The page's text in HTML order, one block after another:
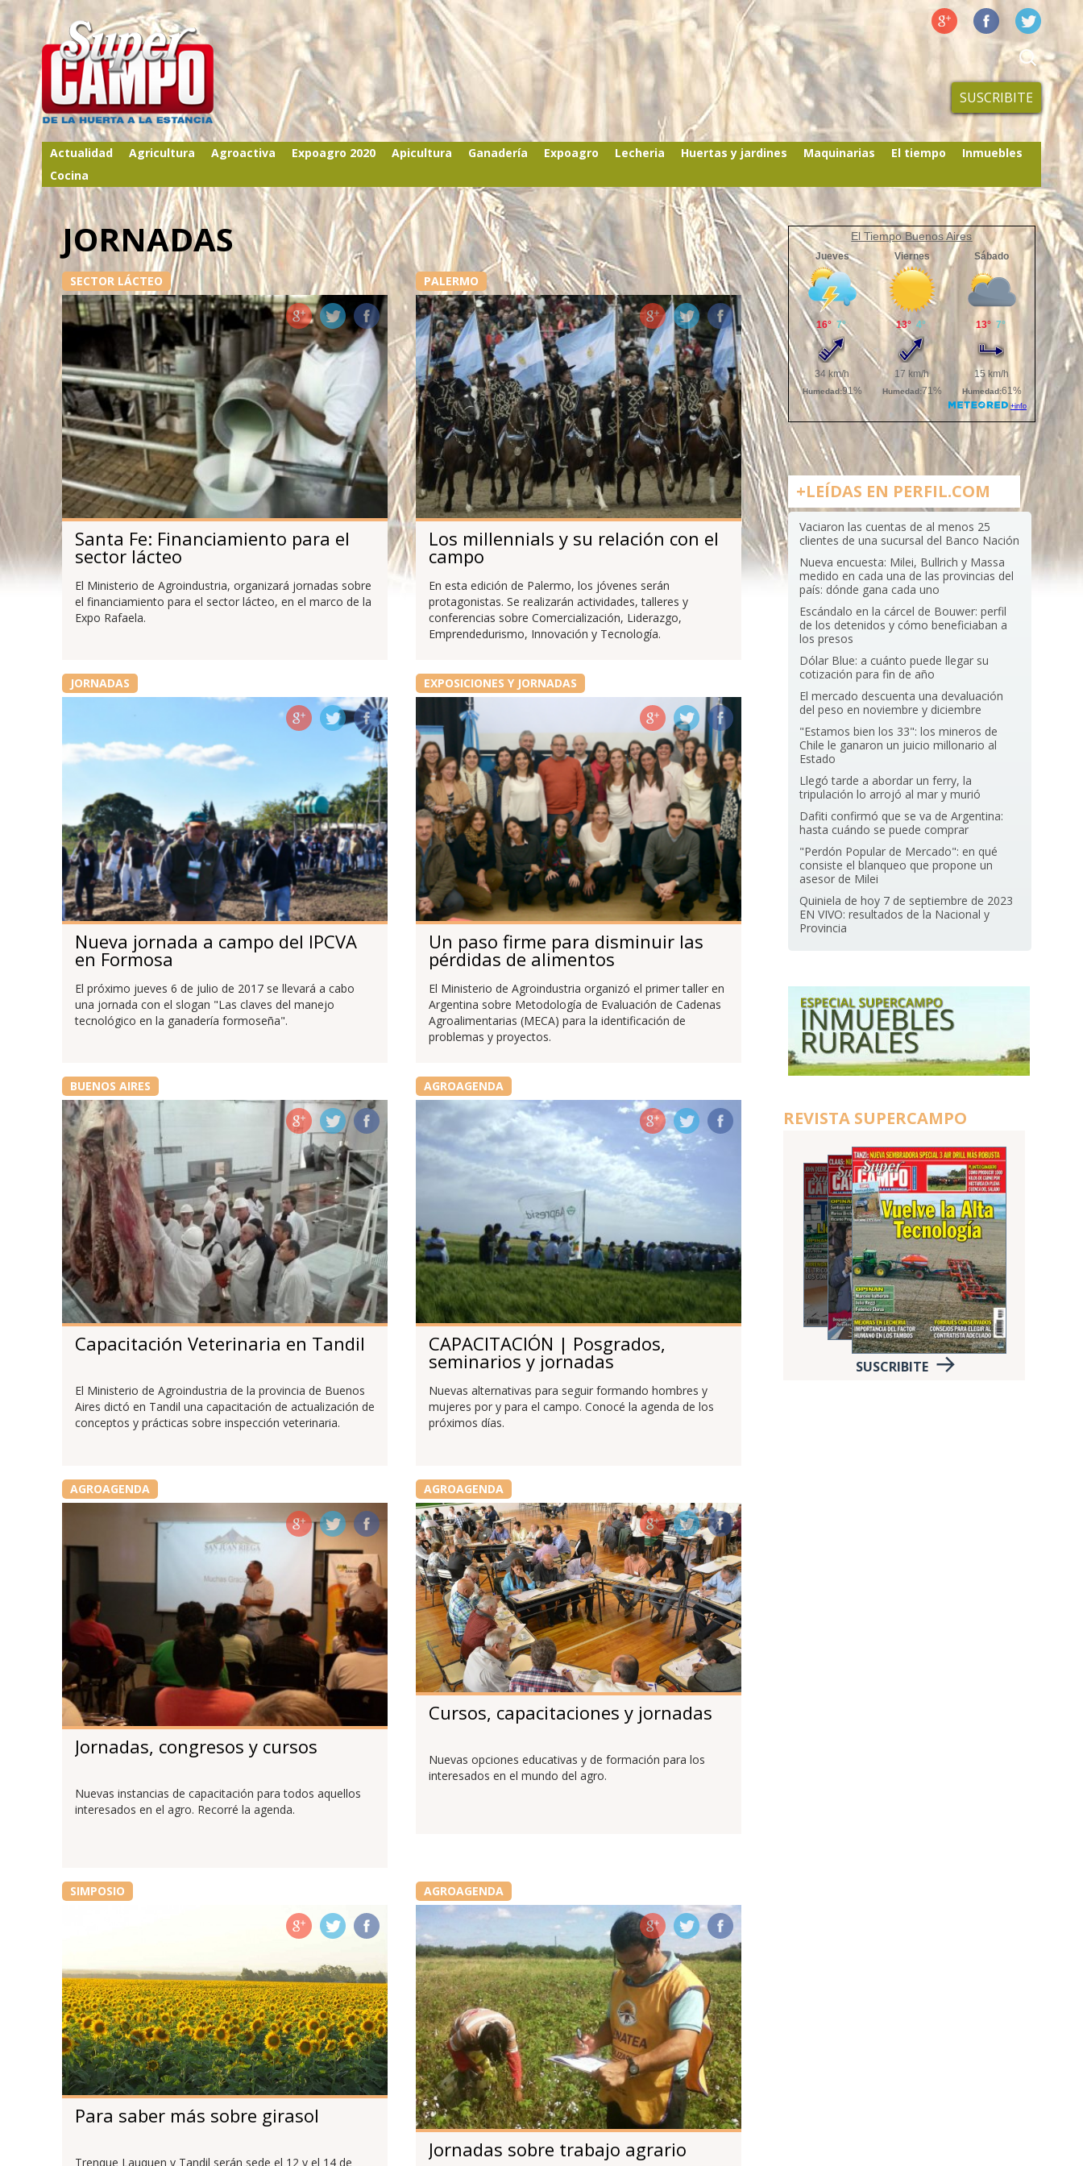
SUSCRIBITE
Actualidad Agricultura Agroactiva Expoagro 2020 Apicultura Ganadería Expoagro Lecheria Huertas y jardines Maquinarias El tiempo
Inmuebles
Cocina
JORNADAS
SECTOR LÁCTEO
Santa Fe: Financiamiento para el
sector lácteo
El Ministerio de Agroindustria, organizará jornadas sobre
el financiamiento para el sector lácteo, en el marco de la
Expo Rafaela.
PALERMO
Los millennials y su relación con el
campo
En esta edición de Palermo, los jóvenes serán
protagonistas. Se realizarán actividades, talleres y
conferencias sobre Comercialización, Liderazgo,
Emprendedurismo, Innovación y Tecnología.
JORNADAS
Nueva jornada a campo del IPCVA
en Formosa
El próximo jueves 6 de julio de 2017 se llevará a cabo
una jornada con el slogan "Las claves del manejo
tecnológico en la ganadería formoseña".
EXPOSICIONES Y JORNADAS
Un paso firme para disminuir las
pérdidas de alimentos
El Ministerio de Agroindustria organizó el primer taller en
Argentina sobre Metodología de Evaluación de Cadenas
Agroalimentarias (MECA) para la identificación de
problemas y proyectos.
BUENOS AIRES
Capacitación Veterinaria en Tandil
El Ministerio de Agroindustria de la provincia de Buenos
Aires dictó en Tandil una capacitación de actualización de
conceptos y prácticas sobre inspección veterinaria.
AGROAGENDA
CAPACITACIÓN | Posgrados,
seminarios y jornadas
Nuevas alternativas para seguir formando hombres y
mujeres por y para el campo. Conocé la agenda de los
próximos días.
AGROAGENDA
Jornadas, congresos y cursos
Nuevas instancias de capacitación para todos aquellos
interesados en el agro. Recorré la agenda.
AGROAGENDA
Cursos, capacitaciones y jornadas
Nuevas opciones educativas y de formación para los
interesados en el mundo del agro.
SIMPOSIO
Para saber más sobre girasol
Trenque Lauquen y Tandil serán sede el 12 y el 14 de
AGROAGENDA
Jornadas sobre trabajo agrario
El Tiempo Buenos Aires
+LEÍDAS EN PERFIL.COM
Vaciaron las cuentas de al menos 25
clientes de una sucursal del Banco Nación
Nueva encuesta: Milei, Bullrich y Massa
medido en cada una de las provincias del
país: dónde gana cada uno
Escándalo en la cárcel de Bouwer: perfil
de los detenidos y cómo beneficiaban a
los presos
Dólar Blue: a cuánto puede llegar su
cotización para fin de año
El mercado descuenta una devaluación
del peso en noviembre y diciembre
"Estamos bien los 33": los mineros de
Chile le ganaron un juicio millonario al
Estado
Llegó tarde a abordar un ferry, la
tripulación lo arrojó al mar y murió
Dafiti confirmó que se va de Argentina:
hasta cuándo se puede comprar
"Perdón Popular de Mercado": en qué
consiste el blanqueo que propone un
asesor de Milei
Quiniela de hoy 7 de septiembre de 2023
EN VIVO: resultados de la Nacional y
Provincia
REVISTA SUPERCAMPO
SUSCRIBITE